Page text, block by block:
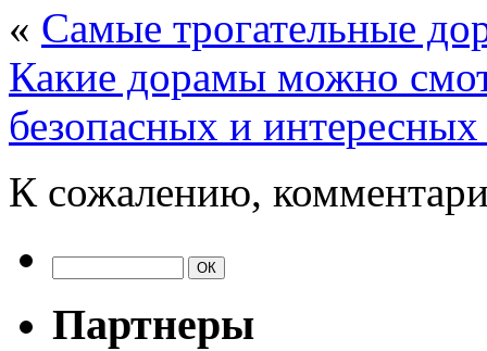
« Самые трогательные
Какие дорамы можно
безопасных и
К сожалению,
Партнеры